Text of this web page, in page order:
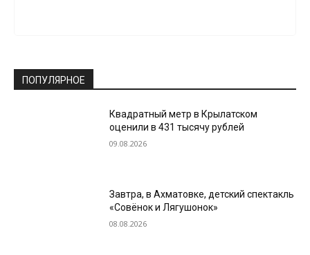
ПОПУЛЯРНОЕ
Квадратный метр в Крылатском
оценили в 431 тысячу рублей
09.08.2026
Завтра, в Ахматовке, детский спектакль
«Совёнок и Лягушонок»
08.08.2026